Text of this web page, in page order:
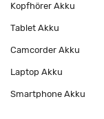
Kopfhörer Akku
Tablet Akku
Camcorder Akku
Laptop Akku
Smartphone Akku